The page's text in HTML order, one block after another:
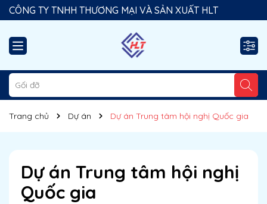
CÔNG TY TNHH THƯƠNG MẠI VÀ SẢN XUẤT HLT
Giải pháp gối đỡ Foam & phụ kiện chất lượng cao!
Trang chủ Dự án Dự án Trung tâm hội nghị Quốc gia
Dự án Trung tâm hội nghị
Quốc gia